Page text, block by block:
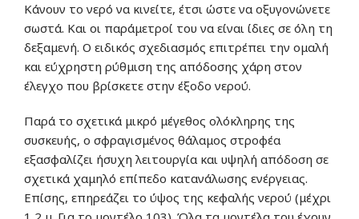
Κάνουν το νερό να κινείτε, έτσι ώστε να οξυγονώνετε
σωστά. Και οι παράμετροί του να είναι ίδιες σε όλη τη
δεξαμενή. Ο ειδικός σχεδιασμός επιτρέπει την ομαλή
και εύχρηστη ρύθμιση της απόδοσης χάρη στον
έλεγχο που βρίσκετε στην έξοδο νερού.
Παρά το σχετικά μικρό μέγεθος ολόκληρης της
συσκευής, ο σφραγισμένος θάλαμος στροφέα
εξασφαλίζει ήσυχη λειτουργία και υψηλή απόδοση σε
σχετικά χαμηλό επίπεδο κατανάλωσης ενέργειας.
Επίσης, επηρεάζει το ύψος της κεφαλής νερού (μέχρι